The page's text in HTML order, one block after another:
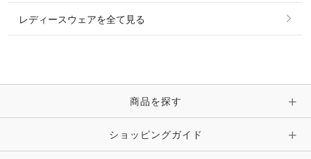
時計・財布・キーケース・革小物
キーホルダー・チャーム・ストラップ
ピン・ブローチ・コサージュ
その他 アクセサリー
レディースウェアを全て見る
商品を探す
ショッピングガイド